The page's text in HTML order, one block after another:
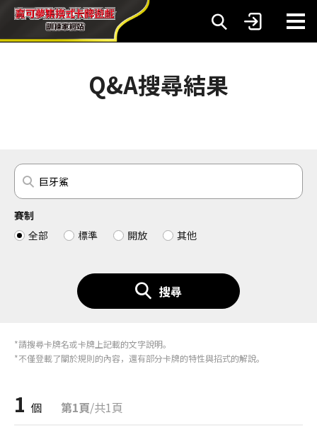
Q&A搜尋結果
賽制
全部
標準 開放 其他
搜尋
*請搜尋卡牌名或卡牌上記載的文字說明。
*不僅登載了關於規則的內容，還有部分卡牌的特性與招式的解說。
1 個 第1頁/共1頁